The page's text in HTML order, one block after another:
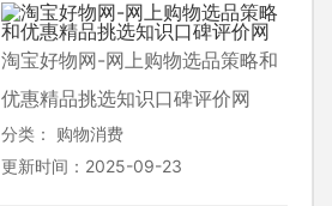
淘宝好物网-网上购物选品策略和
优惠精品挑选知识口碑评价网
分类： 购物消费
更新时间：2025-09-23